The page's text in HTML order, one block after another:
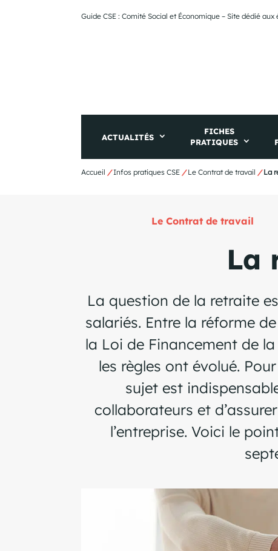
Guide CSE : Comité Social et Économique – Site dédié aux
ACTUALITÉS
FICHES
PRATIQUES
Accueil / Infos pratiques CSE / Le Contrat de travail / La
Le Contrat de travail
La
La question de la retraite
salariés. Entre la réforme
la Loi de Financement de
les règles ont évolué.
sujet est
collaborateurs et
l’entreprise. Voici le